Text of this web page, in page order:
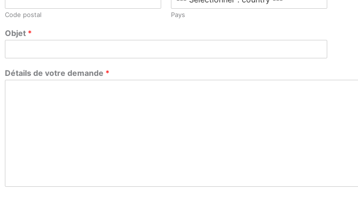
Code postal Pays
Objet *
Détails de votre demande *